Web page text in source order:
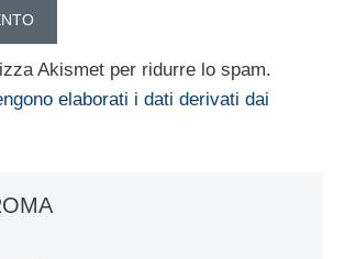
Akismet per ridurre lo spam.
elaborati i dati derivati dai